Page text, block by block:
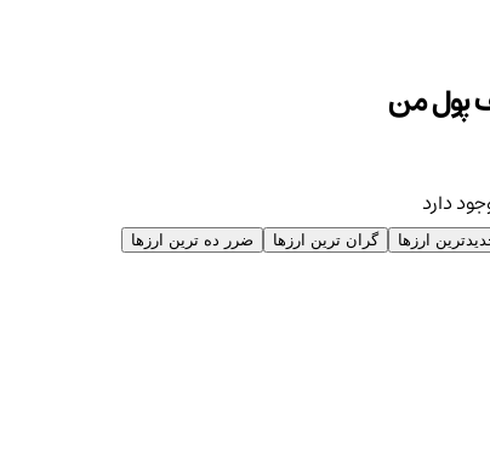
پول من
ارزها گران ترین ارزها ضرر ده ترین ارزها